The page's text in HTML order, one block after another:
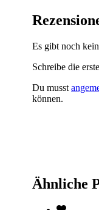
Es gibt noch
Schreibe die
Du musst
können.
Ähnliche